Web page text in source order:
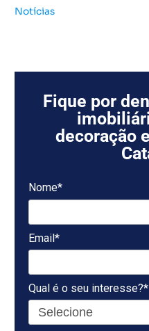
Notícias
Fique por
decoração
Nome*
Email*
Qual é o seu interesse?*